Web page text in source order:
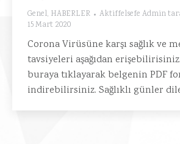
Genel, HABERLER Aktiffelsefe Admin
15 Mart 2020
Corona Virüsüne karşı sağlık ve
tavsiyeleri aşağıdan
buraya tıklayarak belgenin PDF
indirebilirsiniz. Sağlıklı günler